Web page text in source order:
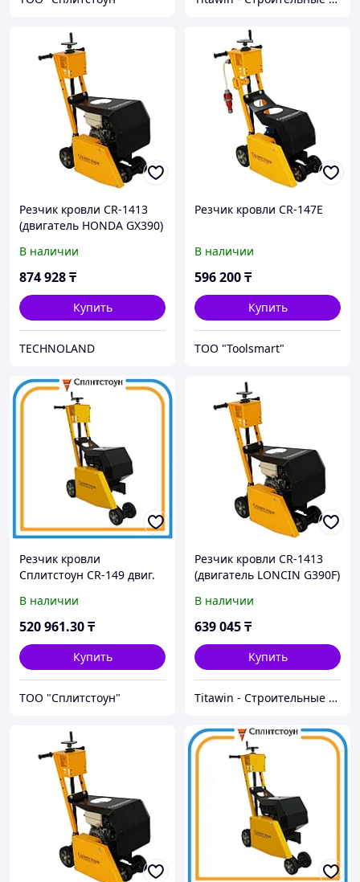
Резчик кровли CR-1413
(двигатель HONDA GX390)
В наличии
874 928₸
Купить
TECHNOLAND
Резчик кровли CR-147E
В наличии
596 200₸
Купить
ТОО "Toolsmart"
Резчик кровли
Сплитстоун CR-149 двиг.
В наличии
520 961.30₸
Купить
ТОО "Сплитстоун"
Резчик кровли CR-1413
(двигатель LONCIN G390F)
В наличии
639 045₸
Купить
Titawin - Строительные материалы и оборудование